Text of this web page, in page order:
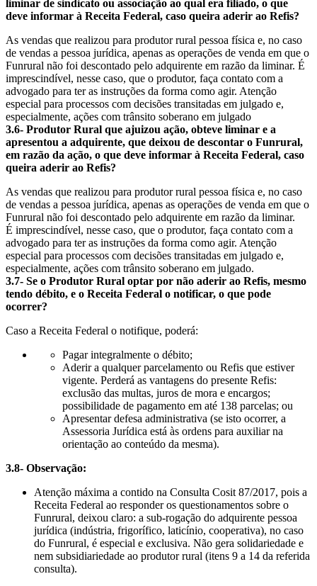
liminar de sindicato ou associação ao qual era filiado, o que
deve informar à Receita Federal, caso queira aderir ao Refis?
As vendas que realizou para produtor rural pessoa física e, no caso
de vendas a pessoa jurídica, apenas as operações de venda em que o
Funrural não foi descontado pelo adquirente em razão da liminar. É
imprescindível, nesse caso, que o produtor, faça contato com a
advogado para ter as instruções da forma como agir. Atenção
especial para processos com decisões transitadas em julgado e,
especialmente, ações com trânsito soberano em julgado
3.6- Produtor Rural que ajuizou ação, obteve liminar e a
apresentou a adquirente, que deixou de descontar o Funrural,
em razão da ação, o que deve informar à Receita Federal, caso
queira aderir ao Refis?
As vendas que realizou para produtor rural pessoa física e, no caso
de vendas a pessoa jurídica, apenas as operações de venda em que o
Funrural não foi descontado pelo adquirente em razão da liminar.
É imprescindível, nesse caso, que o produtor, faça contato com a
advogado para ter as instruções da forma como agir. Atenção
especial para processos com decisões transitadas em julgado e,
especialmente, ações com trânsito soberano em julgado.
3.7- Se o Produtor Rural optar por não aderir ao Refis, mesmo
tendo débito, e o Receita Federal o notificar, o que pode
ocorrer?
Caso a Receita Federal o notifique, poderá:
Pagar integralmente o débito;
Aderir a qualquer parcelamento ou Refis que estiver
vigente. Perderá as vantagens do presente Refis:
exclusão das multas, juros de mora e encargos;
possibilidade de pagamento em até 138 parcelas; ou
Apresentar defesa administrativa (se isto ocorrer, a
Assessoria Jurídica está às ordens para auxiliar na
orientação ao conteúdo da mesma).
3.8- Observação:
Atenção máxima a contido na Consulta Cosit 87/2017, pois a
Receita Federal ao responder os questionamentos sobre o
Funrural, deixou claro: a sub-rogação do adquirente pessoa
jurídica (indústria, frigorífico, laticínio, cooperativa), no caso
do Funrural, é especial e exclusiva. Não gera solidariedade e
nem subsidiariedade ao produtor rural (itens 9 a 14 da referida
consulta).